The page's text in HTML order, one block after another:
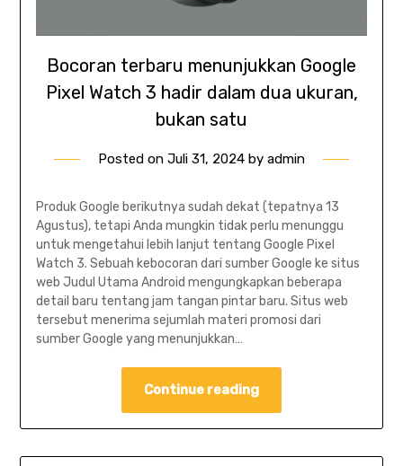
Bocoran terbaru menunjukkan Google
Pixel Watch 3 hadir dalam dua ukuran,
bukan satu
Posted on Juli 31, 2024 by admin
Produk Google berikutnya sudah dekat (tepatnya 13
Agustus), tetapi Anda mungkin tidak perlu menunggu
untuk mengetahui lebih lanjut tentang Google Pixel
Watch 3. Sebuah kebocoran dari sumber Google ke situs
web Judul Utama Android mengungkapkan beberapa
detail baru tentang jam tangan pintar baru. Situs web
tersebut menerima sejumlah materi promosi dari
sumber Google yang menunjukkan…
Continue reading